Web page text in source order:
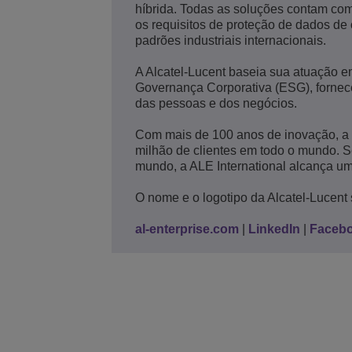
híbrida. Todas as soluções contam
os requisitos de proteção de dados
padrões industriais internacionais.
A Alcatel-Lucent baseia sua atuação
Governança Corporativa (ESG),
das pessoas e dos negócios.
Com mais de 100 anos de inovação,
milhão de clientes em todo o mundo.
mundo, a ALE International alcança
O nome e o logotipo da Alcatel-
al-enterprise.com LinkedIn